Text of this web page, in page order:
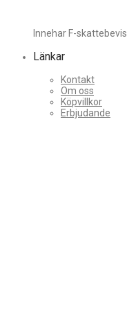
Innehar F-skattebevis
Länkar
Kontakt
Om oss
Köpvillkor
Erbjudande